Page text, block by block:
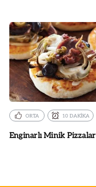
ORTA 10 DAKİKA
Enginarlı Minik Pizzalar